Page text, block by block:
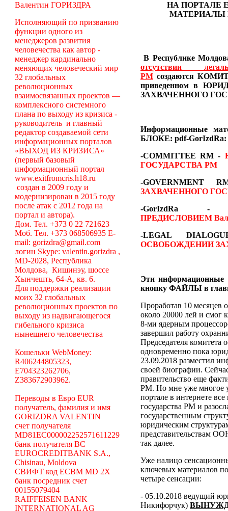
Валентин ГОРИЗДРА
Исполняющий по призванию
функции одного из
менеджеров развития
человечества как автор -
менеджер кардинально
меняющих человеческий мир
32 глобальных
революционных
взаимосвязанных проектов —
комплексного системного
плана по выходу из кризиса -
руководитель и главный
редактор создаваемой сети
информационных порталов
«ВЫХОД ИЗ КРИЗИСА»
(первый базовый
информационный портал
www.exitfromcris.h18.ru
создан в 2009 году и
модернизирован в 2015 году
после атак с 2012 года на
портал и автора).
Дом. Тел. +373 0 22 721623
Моб. Тел. +373 068506935 E-
mail: gorizdra@gmail.com
логин Skype: valentin.gorizdra ,
MD-2028, Республика
Молдова, Кишинэу, шоссе
Хынчешть, 64-А, кв. 6.
Для поддержки реализации
моих 32 глобальных
революционных проектов по
выходу из надвигающегося
гибельного кризиса
нынешнего человечества
Кошельки WebMoney:
R406244805323,
E704323262706,
Z383672903962.
Переводы в Евро EUR
получатель, фамилия и имя
GORIZDRA VALENTIN
счет получателя
MD81EC000002252571611229
банк получателя BC
EUROCREDITBANK S.A.,
Chisinau, Moldova
СВИФТ код ECBM MD 2X
банк посредник счет
00155079404
RAIFFEISEN BANK
INTERNATIONAL AG
НА ПОРТАЛЕ
МАТЕРИАЛЫ
В Республике
отсутствии
РМ создаются
приведенном в
ЗАХВАЧЕННОГО
Информационные
БЛОКЕ: pdf-GorIzdRa:
-COMMITTEE RM -
ГОСУДАРСТВА РМ
-
ЗАХВАЧЕННОГО
-
ПРЕДИСЛОВИЕМ
-LEGAL
ОСВОБОЖДЕНИИ
Эти информационные
кнопку ФАЙЛЫ в
Проработав 10 месяцев
около 20000 лей и смог
8-ми ядерным
завершил работу
Председателя комитета
одновременно пока
23.09.2018 разместил
своей биографии.
правительство еще
РМ. Но мне уже многое
портале в интернете
государства РМ и
государственным
юридическим
представительствам
так далее.
Уже налицо
ключевых материалов
четыре сенсации:
- 05.10.2018 ведущий
Никифорчук)